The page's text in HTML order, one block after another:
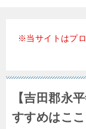
※当サイトはプ
【吉田郡永
すすめはこ